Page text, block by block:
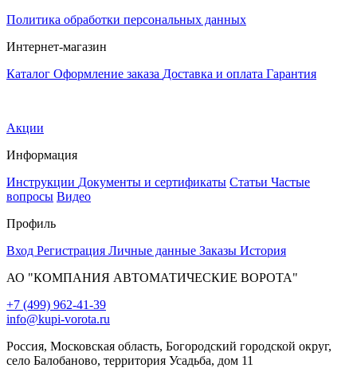
Политика обработки персональных данных
Интернет-магазин
Каталог Оформление заказа Доставка и оплата Гарантия
Акции
Информация
Инструкции Документы и сертификаты Статьи Частые
вопросы Видео
Профиль
Вход Регистрация Личные данные Заказы История
АО "КОМПАНИЯ АВТОМАТИЧЕСКИЕ ВОРОТА"
+7 (499) 962-41-39
info@kupi-vorota.ru
Россия, Московская область, Богородский городской округ,
село Балобаново, территория Усадьба, дом 11